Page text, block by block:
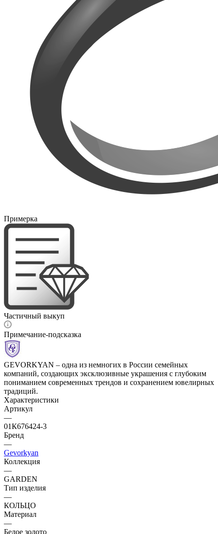
Примерка
Частичный выкуп
Примечание-подсказка
GEVORKYAN – одна из немногих в России семейных
компаний, создающих эксклюзивные украшения с глубоким
пониманием современных трендов и сохранением ювелирных
традиций.
Характеристики
Артикул
—
01К676424-3
Бренд
—
Gevorkyan
Коллекция
—
GARDEN
Тип изделия
—
КОЛЬЦО
Материал
—
Белое золото